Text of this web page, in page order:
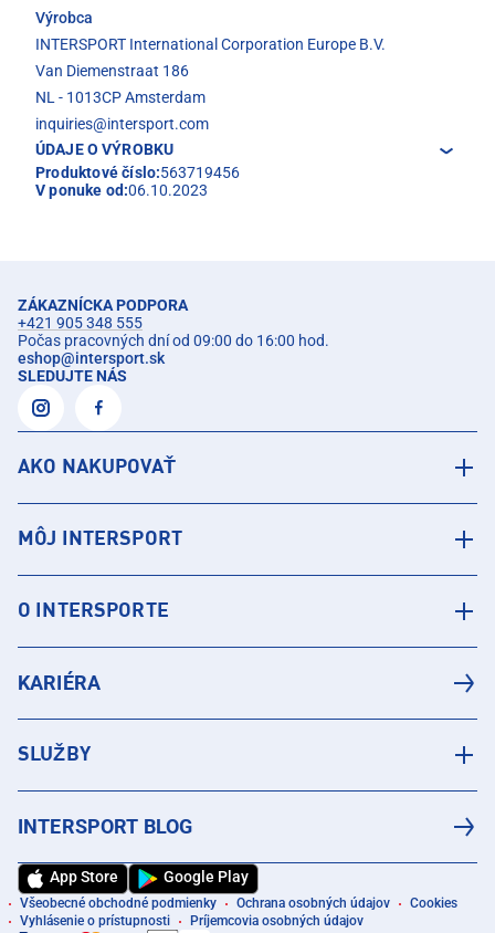
Výrobca
INTERSPORT International Corporation Europe B.V.
Van Diemenstraat 186
NL - 1013CP Amsterdam
inquiries@intersport.com
ÚDAJE O VÝROBKU
Produktové číslo:563719456
V ponuke od:06.10.2023
ZÁKAZNÍCKA PODPORA
+421 905 348 555
Počas pracovných dní od 09:00 do 16:00 hod.
eshop@intersport.sk
SLEDUJTE NÁS
AKO NAKUPOVAŤ
MÔJ INTERSPORT
O INTERSPORTE
KARIÉRA
SLUŽBY
INTERSPORT BLOG
App Store Google Play
Všeobecné obchodné podmienky Ochrana osobných údajov
Cookies
Vyhlásenie o prístupnosti
Príjemcovia osobných údajov